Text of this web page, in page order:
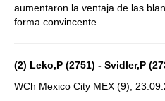
aumentaron la ventaja de las
forma convincente.
(2) Leko,P (2751) - Svidler,P
WCh Mexico City MEX (9),